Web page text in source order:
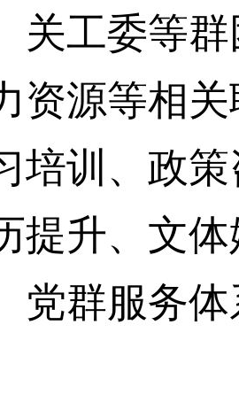
关工委等
资源等相
培训、政
提升、文
群服务体